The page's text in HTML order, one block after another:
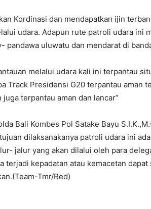
Kordinasi dan mendapatkan ijin
udara. Adapun rute patroli udara ini
pandawa uluwatu dan mendarat di
melalui udara kali ini terpantau
Track Presidensi G20 terpantau aman
juga terpantau aman dan lancar”
Bali Kombes Pol Satake Bayu
dilaksanakanya patroli udara ini
jalur yang akan dilalui oleh para
terjadi kepadatan atau kemacetan
Tmr/Red)